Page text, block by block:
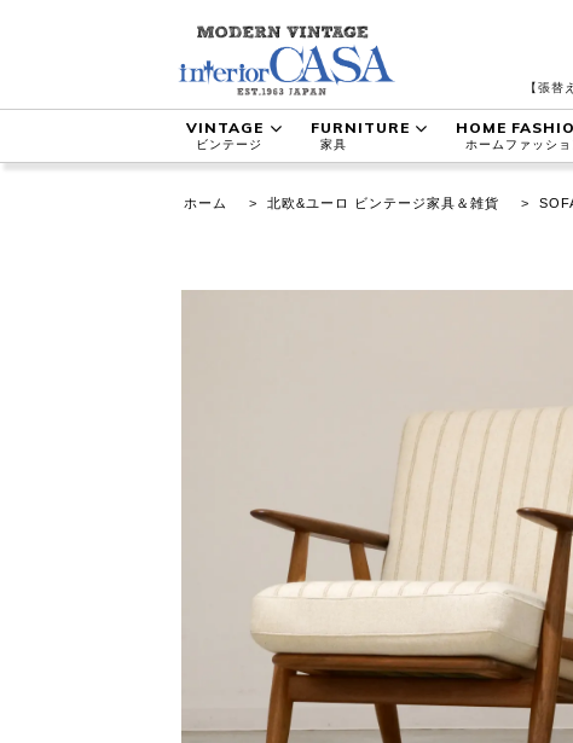
【張
VINTAGE
ビンテージ
FURNITURE
家具
HOME
ホームファッショ
ホーム > 北欧&ユーロ ビンテージ家具＆雑貨 >